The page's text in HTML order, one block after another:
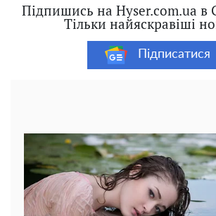
Підпишись на Hyser.com.ua в
Тільки найяскравіші
Підписатися